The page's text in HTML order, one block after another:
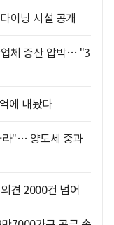
이닝 시설 공개
업체 증산 압박… "3
에 내놨다
라"… 양도세 중과
견 2000건 넘어